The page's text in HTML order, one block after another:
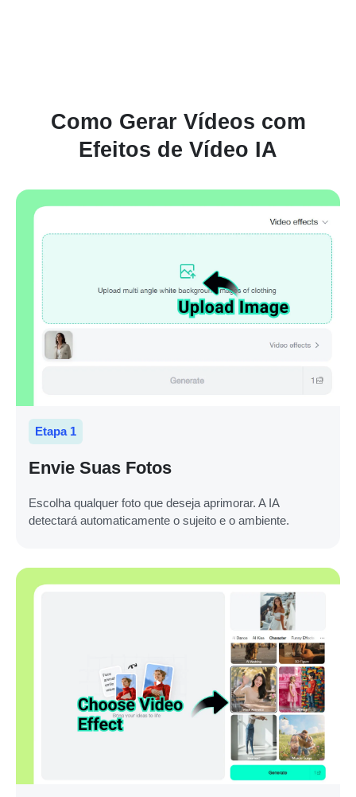
Como Gerar Vídeos com
Efeitos de Vídeo IA
Etapa 1
Envie Suas Fotos
Escolha qualquer foto que deseja aprimorar. A IA
detectará automaticamente o sujeito e o ambiente.